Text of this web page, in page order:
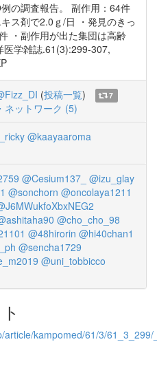
の調査報告。 副作用：64件
ス剤で2.0ｇ/日 ・発見のきっ
・副作用が出た集団は高齢
医学雑誌.61(3):299-307,
(投稿一覧)
7
ネットワーク (5)
@kaayaaroma
@Cesium137_ @izu_glay
@sonchorn @oncolaya1211
@cho_cho_98
@48hirorin @hi40chan1
@sencha1729
@uni_tobbicco
article/kampomed/61/3/61_3_299/